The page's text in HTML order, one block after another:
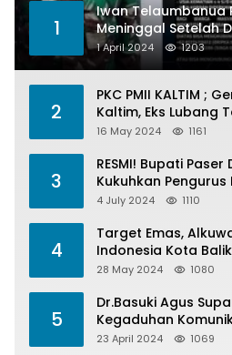
1
Iwan Telaumbanua
Meninggal Setelah
1 April 2024 1203
2
PKC PMII KALTIM ;
Kaltim, Eks Lubang
Menelan Korban
16 May 2024 1161
3
RESMI! Bupati Paser
Kukuhkan Pengurus
4 July 2024 1110
4
Target Emas,
Indonesia Kota
Barometer Prestasi
28 May 2024 1080
5
Dr.Basuki Agus
Kegaduhan
Pesta Politik 2024
23 April 2024 1069